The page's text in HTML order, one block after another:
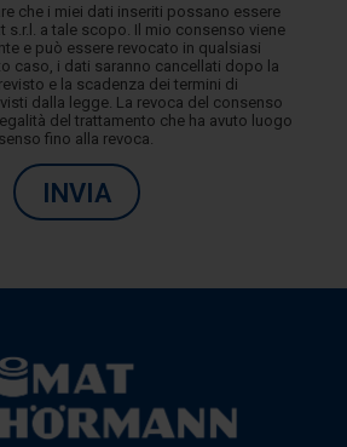
che i miei dati inseriti possano essere
s.r.l. a tale scopo. Il mio consenso viene
e può essere revocato in qualsiasi
caso, i dati saranno cancellati dopo la
e la scadenza dei termini di
dalla legge. La revoca del consenso
del trattamento che ha avuto luogo
fino alla revoca.
INVIA